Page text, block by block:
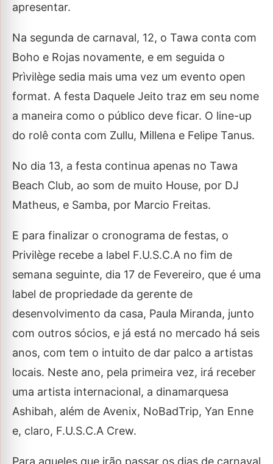
apresentar.
Na segunda de carnaval, 12, o Tawa conta com
Boho e Rojas novamente, e em seguida o
Prìvilège sedia mais uma vez um evento open
format. A festa Daquele Jeito traz em seu nome
a maneira como o público deve ficar. O line-up
do rolê conta com Zullu, Millena e Felipe Tanus.
No dia 13, a festa continua apenas no Tawa
Beach Club, ao som de muito House, por DJ
Matheus, e Samba, por Marcio Freitas.
E para finalizar o cronograma de festas, o
Privilège recebe a label F.U.S.C.A no fim de
semana seguinte, dia 17 de Fevereiro, que é uma
label de propriedade da gerente de
desenvolvimento da casa, Paula Miranda, junto
com outros sócios, e já está no mercado há seis
anos, com tem o intuito de dar palco a artistas
locais. Neste ano, pela primeira vez, irá receber
uma artista internacional, a dinamarquesa
Ashibah, além de Avenix, NoBadTrip, Yan Enne
e, claro, F.U.S.C.A Crew.
Para aqueles que irão passar os dias de carnaval